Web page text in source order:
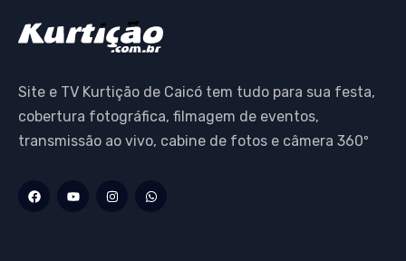
Site e TV Kurtição de Caicó tem tudo para sua festa,
cobertura fotográfica, filmagem de eventos,
transmissão ao vivo, cabine de fotos e câmera 360º